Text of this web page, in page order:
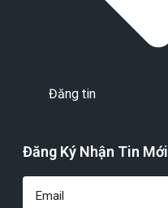
Đăng tin
Đăng Ký Nhận Tin Mới